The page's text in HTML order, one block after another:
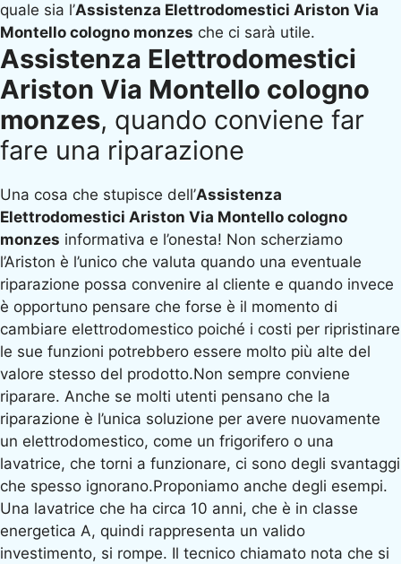
quale sia l’Assistenza Elettrodomestici Ariston Via
Montello cologno monzes che ci sarà utile.
Assistenza Elettrodomestici
Ariston Via Montello cologno
monzes, quando conviene far
fare una riparazione
Una cosa che stupisce dell’Assistenza
Elettrodomestici Ariston Via Montello cologno
monzes informativa e l’onesta! Non scherziamo
l’Ariston è l’unico che valuta quando una eventuale
riparazione possa convenire al cliente e quando invece
è opportuno pensare che forse è il momento di
cambiare elettrodomestico poiché i costi per ripristinare
le sue funzioni potrebbero essere molto più alte del
valore stesso del prodotto.Non sempre conviene
riparare. Anche se molti utenti pensano che la
riparazione è l’unica soluzione per avere nuovamente
un elettrodomestico, come un frigorifero o una
lavatrice, che torni a funzionare, ci sono degli svantaggi
che spesso ignorano.Proponiamo anche degli esempi.
Una lavatrice che ha circa 10 anni, che è in classe
energetica A, quindi rappresenta un valido
investimento, si rompe. Il tecnico chiamato nota che si